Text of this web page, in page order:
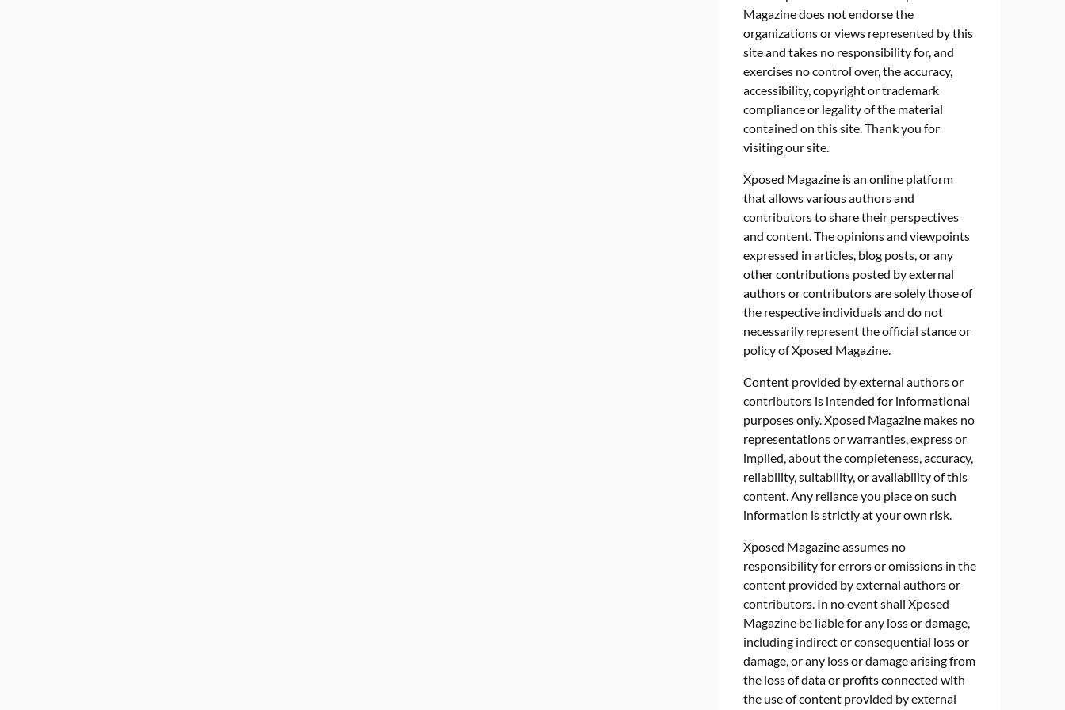
Magazine does not endorse the
organizations or views represented by this
site and takes no responsibility for, and
exercises no control over, the accuracy,
accessibility, copyright or trademark
compliance or legality of the material
contained on this site. Thank you for
visiting our site.
Xposed Magazine is an online platform
that allows various authors and
contributors to share their perspectives
and content. The opinions and viewpoints
expressed in articles, blog posts, or any
other contributions posted by external
authors or contributors are solely those of
the respective individuals and do not
necessarily represent the official stance or
policy of Xposed Magazine.
Content provided by external authors or
contributors is intended for informational
purposes only. Xposed Magazine makes no
representations or warranties, express or
implied, about the completeness, accuracy,
reliability, suitability, or availability of this
content. Any reliance you place on such
information is strictly at your own risk.
Xposed Magazine assumes no
responsibility for errors or omissions in the
content provided by external authors or
contributors. In no event shall Xposed
Magazine be liable for any loss or damage,
including indirect or consequential loss or
damage, or any loss or damage arising from
the loss of data or profits connected with
the use of content provided by external